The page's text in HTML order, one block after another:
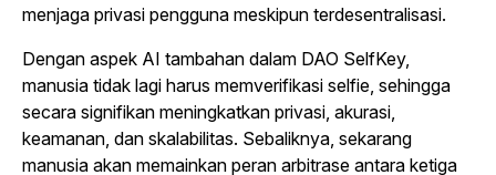
menjaga privasi pengguna meskipun terdesentralisasi.
Dengan aspek AI tambahan dalam DAO SelfKey,
manusia tidak lagi harus memverifikasi selfie, sehingga
secara signifikan meningkatkan privasi, akurasi,
keamanan, dan skalabilitas. Sebaliknya, sekarang
manusia akan memainkan peran arbitrase antara ketiga